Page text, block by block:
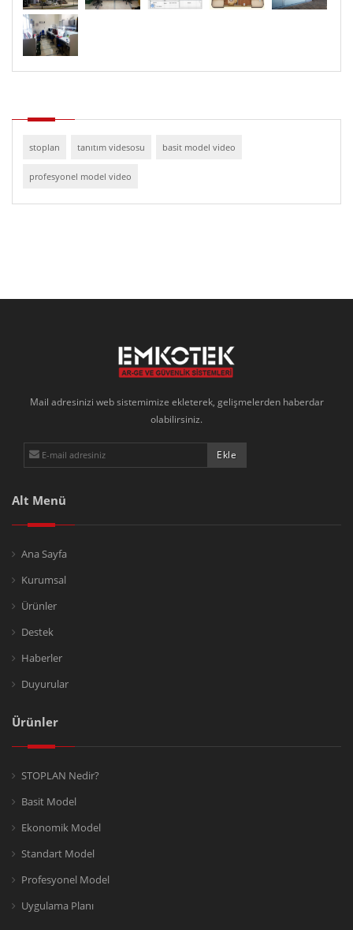
stoplan tanıtım videsosu basit model video
profesyonel model video
Mail adresinizi web sistemimize ekleterek, gelişmelerden haberdar
olabilirsiniz.
Alt Menü
Ana Sayfa
Kurumsal
Ürünler
Destek
Haberler
Duyurular
Ürünler
STOPLAN Nedir?
Basit Model
Ekonomik Model
Standart Model
Profesyonel Model
Uygulama Planı